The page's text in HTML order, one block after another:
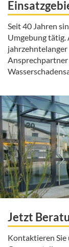
Seit 40 Jahren
Umgebung
Jetzt
Kontaktieren Sie